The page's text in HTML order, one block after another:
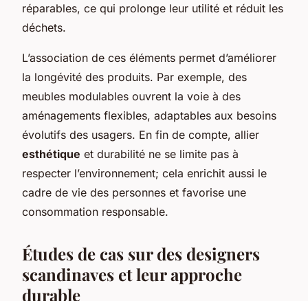
réparables, ce qui prolonge leur utilité et réduit les
déchets.
L’association de ces éléments permet d’améliorer
la longévité des produits. Par exemple, des
meubles modulables ouvrent la voie à des
aménagements flexibles, adaptables aux besoins
évolutifs des usagers. En fin de compte, allier
esthétique et durabilité ne se limite pas à
respecter l’environnement; cela enrichit aussi le
cadre de vie des personnes et favorise une
consommation responsable.
Études de cas sur des designers
scandinaves et leur approche
durable